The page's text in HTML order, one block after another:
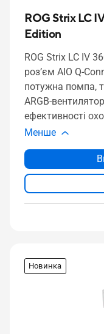
ROG Strix LC
Edition
ROG Strix LC IV
роз’єм AIO Q-
потужна помпа,
ARGB-
ефективності
Менше
Новинка